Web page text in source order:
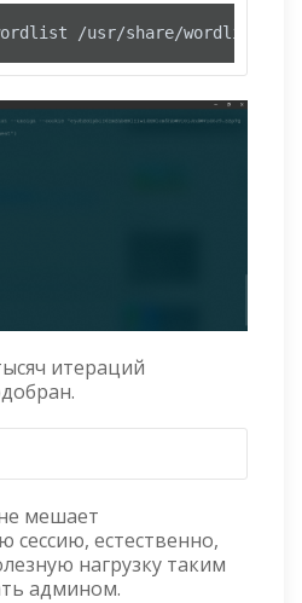
/usr/share/wordlists/
итераций
мешает
сессию, естественно,
нагрузку таким
админом.